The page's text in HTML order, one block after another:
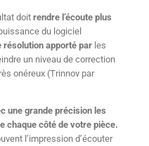
doitrendre l’écoute plus
du logiciel
résolution apporté par les
un niveau de correction
onéreux (Trinnov par
une grande précision les
chaque côté de votre pièce.
l’impression d’écouter